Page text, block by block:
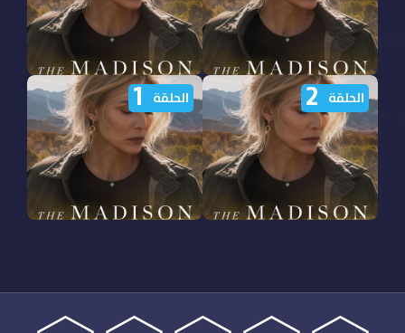
مشاهدة مسلسل The
Madison الموسم الاول
الحلقة 4 مترجمة
مشاهدة مسلسل The
Madison الموسم الاول
الحلقة 3 مترجمة
الحلقة 2 الحلقة 1